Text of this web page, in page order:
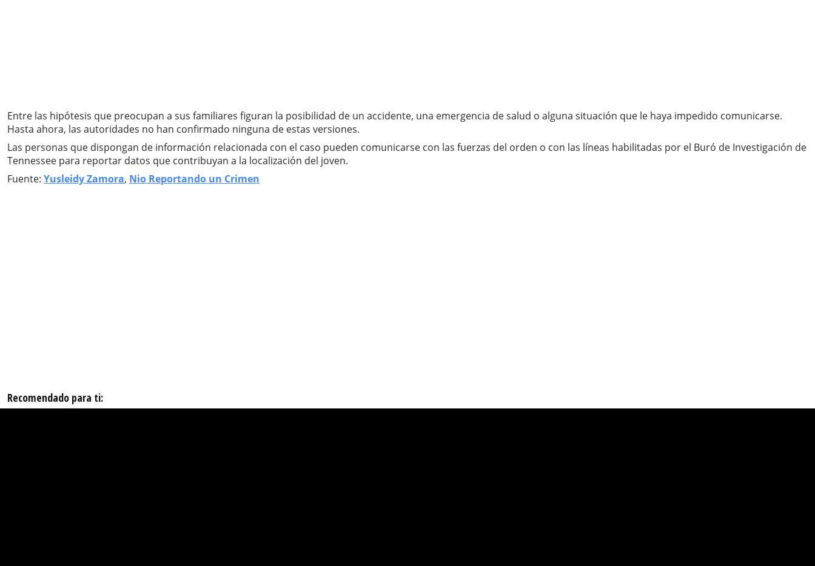
Entre las hipótesis que preocupan a sus familiares figuran la posibilidad de un accidente, una emergencia de salud o alguna situación que le haya impedido comunicarse.
Hasta ahora, las autoridades no han confirmado ninguna de estas versiones.
Las personas que dispongan de información relacionada con el caso pueden comunicarse con las fuerzas del orden o con las líneas habilitadas por el Buró de Investigación de
Tennessee para reportar datos que contribuyan a la localización del joven.
Fuente: Yusleidy Zamora, Nio Reportando un Crimen
Recomendado para ti: